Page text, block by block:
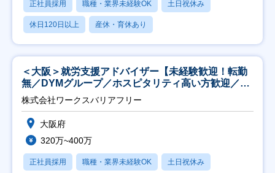
正社員採用 職種・業界未経験OK 土日祝休み
休日120日以上 産休・育休あり
＜大阪＞就労支援アドバイザー【未経験歓迎！転勤
無／DYMグループ／ホスピタリティ高い方歓迎／土
日祝】
株式会社ワークスバリアフリー
大阪府
320万~400万
正社員採用 職種・業界未経験OK 土日祝休み